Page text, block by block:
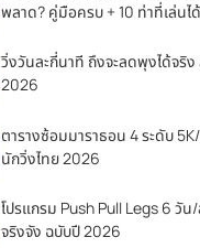
พลาด? คู่มือครบ + 10 ท่าที่เล่นไ
วิ่งวันละกี่นาที ถึงจะลดพุงได้จริ
2026
ตารางซ้อมมาราธอน 4 ระดับ
นักวิ่งไทย 2026
โปรแกรม Push Pull Legs 6 วั
จริงจัง ฉบับปี 2026